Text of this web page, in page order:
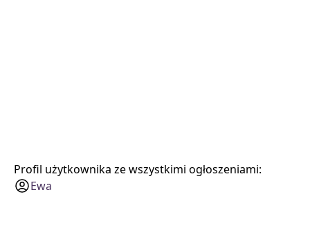
Profil użytkownika ze wszystkimi ogłoszeniami:
Ewa